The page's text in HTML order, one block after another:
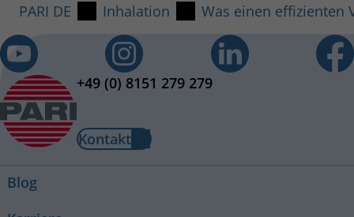
PARI DE Inhalation Was einen effizienten
+49 (0) 8151 279 279
Kontakt
Blog